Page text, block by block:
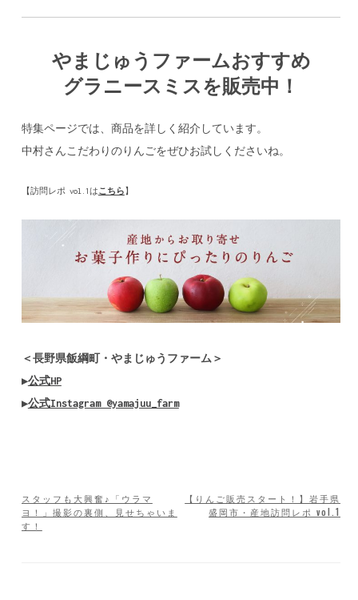
やまじゅうファームおすすめ
グラニースミスを販売中！
特集ページでは、商品を詳しく紹介しています。
中村さんこだわりのりんごをぜひお試しくださいね。
【訪問レポ vol.1はこちら 】
＜長野県飯綱町・やまじゅうファーム＞
▶公式HP
▶公式Instagram @yamajuu_farm
投
【りんご販売スタート！】岩手県
盛岡市・産地訪問レポ vol.1
スタッフも大興奮♪「ウラマ
ヨ！」撮影の裏側、見せちゃいま
す！